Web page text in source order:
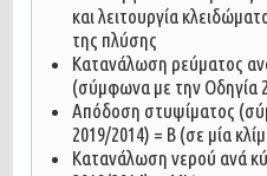
και λειτουργία
της πλύσης
Κατανάλωση ρεύματος
(σύμφωνα με την Οδηγία
Απόδοση στυψίματος
2019/2014) = B (σε μία
Kατανάλωση νερού ανά